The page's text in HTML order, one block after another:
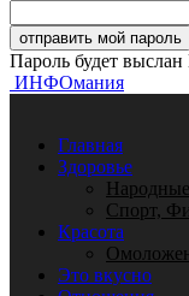
Пароль будет
ИНФОмания
Главная
Здоровье
Спорт,
Красота
Это вкусно